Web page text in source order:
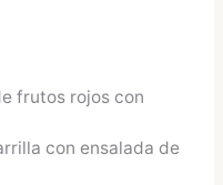
frutos rojos con
con ensalada de